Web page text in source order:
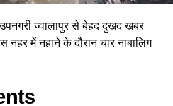
प्रमुख फैसले
मंजूरी।
ज्वालापुर से बेहद दुखद खबर
में नहाने के दौरान चार नाबालिग